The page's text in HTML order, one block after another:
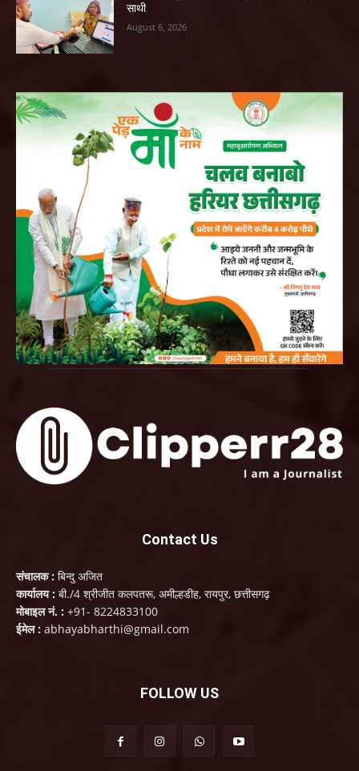
साथी
August 6, 2026
Contact Us
संचालक : बिन्दु अजित
कार्यालय : बी./4 श्रीजीत कलपतरू, अमील्हडीह, रायपुर, छत्तीसगढ़
मोबाइल नं. : +91- 8224833100
ईमेल : abhayabharthi@gmail.com
FOLLOW US